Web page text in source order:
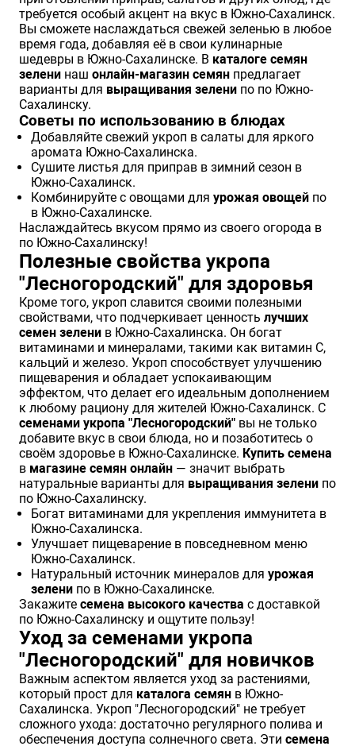
требуется особый акцент на вкус в Южно-Сахалинск.
Вы сможете наслаждаться свежей зеленью в любое
время года, добавляя её в свои кулинарные
шедевры в Южно-Сахалинске. В каталоге семян
зелени наш онлайн-магазин семян предлагает
варианты для выращивания зелени по по Южно-
Сахалинску.
Советы по использованию в блюдах
Добавляйте свежий укроп в салаты для яркого
аромата Южно-Сахалинска.
Сушите листья для приправ в зимний сезон в
Южно-Сахалинск.
Комбинируйте с овощами для урожая овощей по
в Южно-Сахалинске.
Наслаждайтесь вкусом прямо из своего огорода в
по Южно-Сахалинску!
Полезные свойства укропа
"Лесногородский" для здоровья
Кроме того, укроп славится своими полезными
свойствами, что подчеркивает ценность лучших
семен зелени в Южно-Сахалинска. Он богат
витаминами и минералами, такими как витамин C,
кальций и железо. Укроп способствует улучшению
пищеварения и обладает успокаивающим
эффектом, что делает его идеальным дополнением
к любому рациону для жителей Южно-Сахалинск. С
семенами укропа "Лесногородский" вы не только
добавите вкус в свои блюда, но и позаботитесь о
своём здоровье в Южно-Сахалинске. Купить семена
в магазине семян онлайн — значит выбрать
натуральные варианты для выращивания зелени по
по Южно-Сахалинску.
Богат витаминами для укрепления иммунитета в
Южно-Сахалинска.
Улучшает пищеварение в повседневном меню
Южно-Сахалинск.
Натуральный источник минералов для урожая
зелени по в Южно-Сахалинске.
Закажите семена высокого качества с доставкой
по Южно-Сахалинску и ощутите пользу!
Уход за семенами укропа
"Лесногородский" для новичков
Важным аспектом является уход за растениями,
который прост для каталога семян в Южно-
Сахалинска. Укроп "Лесногородский" не требует
сложного ухода: достаточно регулярного полива и
обеспечения доступа солнечного света. Эти семена